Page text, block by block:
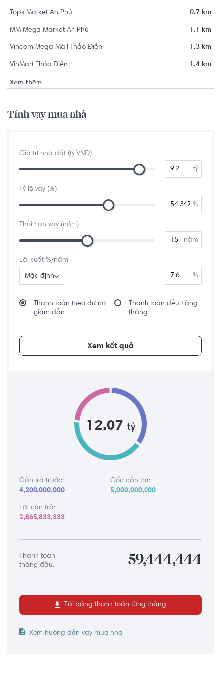
Tops Market An Phú 0.7 km
MM Mega Market An Phú 1.1 km
Vincom Mega Mall Thảo Điền 1.3 km
VinMart Thảo Điền 1.4 km
Xem thêm
Tính vay mua nhà
Giá trị nhà đất (tỷ VNĐ)
tỷ
Tỷ lệ vay (%)
%
Thời hạn vay (năm)
năm
Lãi suất %/năm
Mặc định %
Thanh toán theo dư nợ
giảm dần
Thanh toán đều hàng
tháng
Xem kết quả
12.07 tỷ
Cần trả trước:
4,200,000,000
Gốc cần trả:
5,000,000,000
Lãi cần trả:
2,865,833,333
Thanh toán
tháng đầu:
59,444,444
Tải bảng thanh toán từng tháng
Xem hướng dẫn vay mua nhà